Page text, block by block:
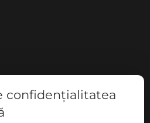
confidențialitatea